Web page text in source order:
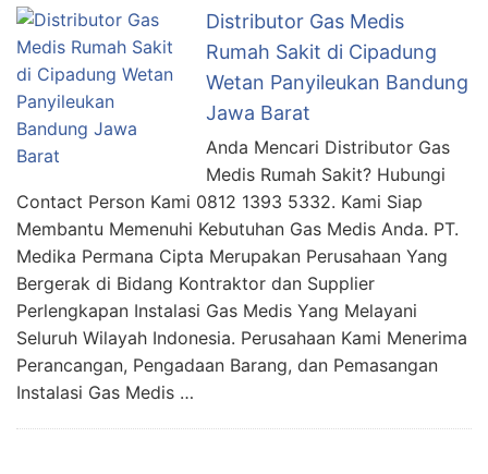
Distributor Gas Medis
Rumah Sakit di Cipadung
Wetan Panyileukan Bandung
Jawa Barat
Anda Mencari Distributor Gas
Medis Rumah Sakit? Hubungi
Contact Person Kami 0812 1393 5332. Kami Siap
Membantu Memenuhi Kebutuhan Gas Medis Anda. PT.
Medika Permana Cipta Merupakan Perusahaan Yang
Bergerak di Bidang Kontraktor dan Supplier
Perlengkapan Instalasi Gas Medis Yang Melayani
Seluruh Wilayah Indonesia. Perusahaan Kami Menerima
Perancangan, Pengadaan Barang, dan Pemasangan
Instalasi Gas Medis …